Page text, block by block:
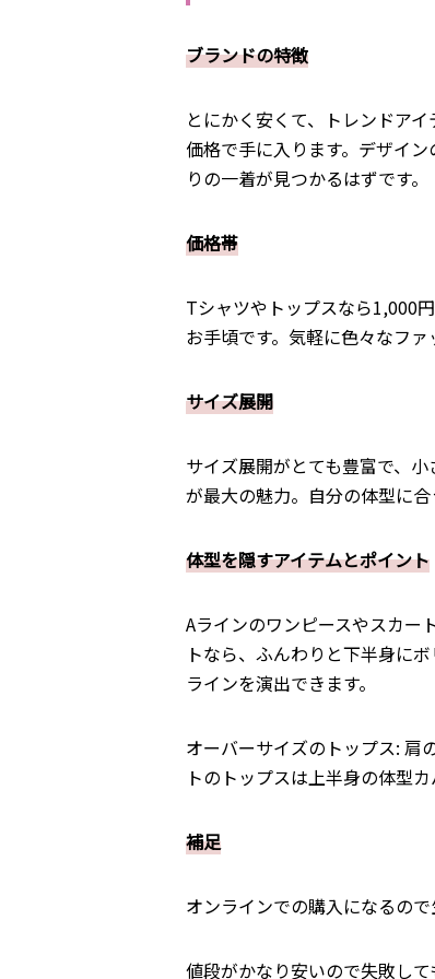
ブランドの特徴
とにかく安くて、トレンドア
価格で手に入ります。デザイ
りの一着が見つかるはずです。
価格帯
Tシャツやトップスなら1,000
お手頃です。気軽に色々なファ
サイズ展開
サイズ展開がとても豊富で、
が最大の魅力。自分の体型に合
体型を隠すアイテムとポイント
Aラインのワンピースやスカー
トなら、ふんわりと下半身に
ラインを演出できます。
オーバーサイズのトップス: 肩
トのトップスは上半身の体型カ
補足
オンラインでの購入になるの
値段がかなり安いので失敗し